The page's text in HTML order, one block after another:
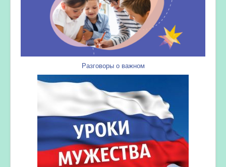
Разговоры о важном